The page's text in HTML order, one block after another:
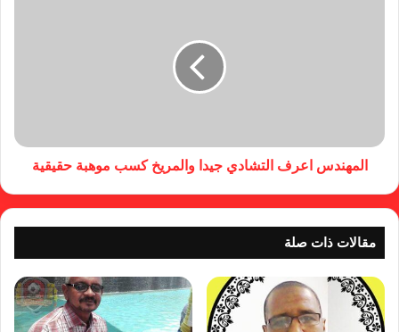
المهندس اعرف التشادي جيدا والمريخ كسب موهبة حقيقية
مقالات ذات صلة